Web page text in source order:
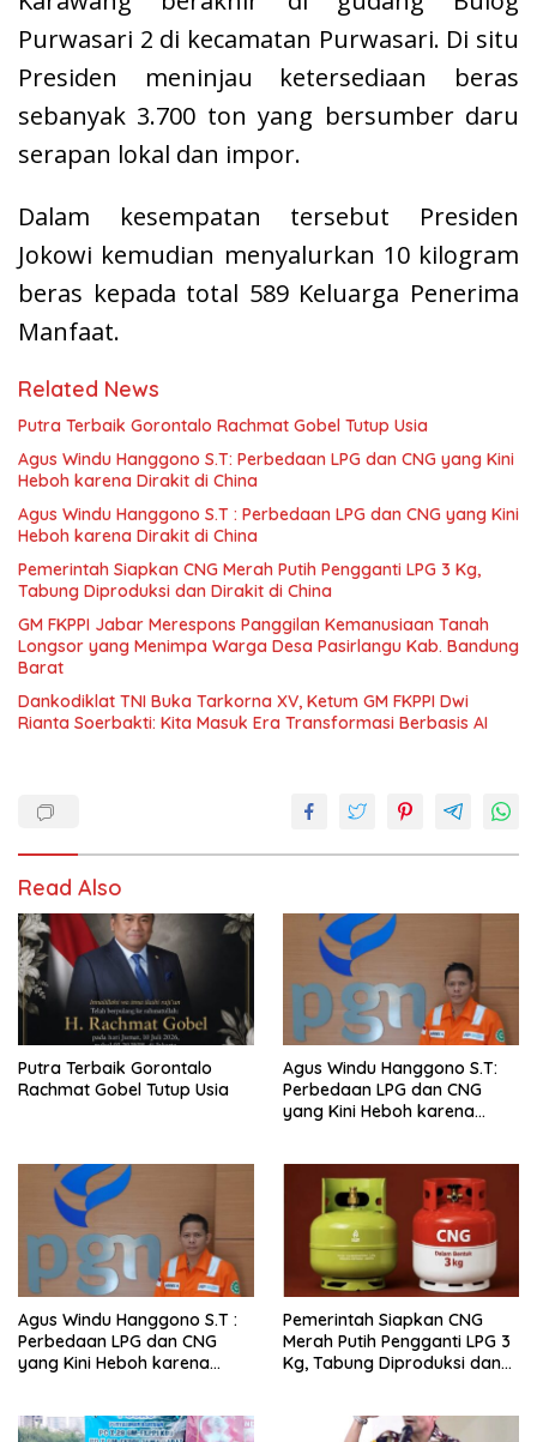
Purwasari 2 di kecamatan Purwasari. Di situ
Presiden meninjau ketersediaan beras
sebanyak 3.700 ton yang bersumber daru
serapan lokal dan impor.
Dalam kesempatan tersebut Presiden
Jokowi kemudian menyalurkan 10 kilogram
beras kepada total 589 Keluarga Penerima
Manfaat.
Related News
Putra Terbaik Gorontalo Rachmat Gobel Tutup Usia
Agus Windu Hanggono S.T: Perbedaan LPG dan CNG yang Kini
Heboh karena Dirakit di China
Agus Windu Hanggono S.T : Perbedaan LPG dan CNG yang Kini
Heboh karena Dirakit di China
Pemerintah Siapkan CNG Merah Putih Pengganti LPG 3 Kg,
Tabung Diproduksi dan Dirakit di China
GM FKPPI Jabar Merespons Panggilan Kemanusiaan Tanah
Longsor yang Menimpa Warga Desa Pasirlangu Kab. Bandung
Barat
Dankodiklat TNI Buka Tarkorna XV, Ketum GM FKPPI Dwi
Rianta Soerbakti: Kita Masuk Era Transformasi Berbasis AI
Read Also
Putra Terbaik Gorontalo
Rachmat Gobel Tutup Usia
Agus Windu Hanggono S.T:
Perbedaan LPG dan CNG
yang Kini Heboh karena
Agus Windu Hanggono S.T :
Perbedaan LPG dan CNG
yang Kini Heboh karena
Pemerintah Siapkan CNG
Merah Putih Pengganti LPG 3
Kg, Tabung Diproduksi dan